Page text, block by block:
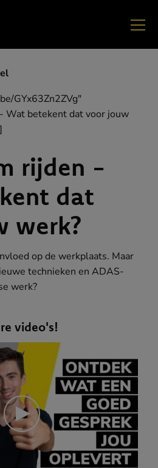
GYx63Zn2ZVg"
betekent dat voor jouw
rijden -
dat
werk?
op de werkplaats. Maar
technieken en ADAS-
werk?
video's!